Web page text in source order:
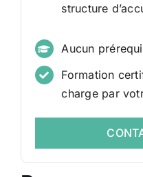
structure
Aucun
Formation
charge par